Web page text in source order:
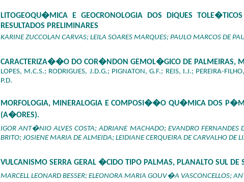
LITOGEOQU�MICA E GEOCRONOLOGIA DOS DIQUES
RESULTADOS PRELIMINARES
KARINE ZUCCOLAN CARVAS; LEILA SOARES MARQUES; PAULO MARCOS DE
CARACTERIZA��O DO COR�NDON GEMOL�GICO DE PALMEIRAS,
LOPES, M.C.S.; RODRIGUES, J.D.G.; PIGNATON, G.F.; REIS, I.J.; PEREIRA-
P.D.
MORFOLOGIA, MINERALOGIA E COMPOSI��O QU�MICA DOS
(A�ORES).
IGOR ANT�NIO ALVES COSTA; ADRIANE MACHADO; EVANDRO
BRITO; JOSIENE MARIA DE ALMEIDA; LEIDIANE CERQUEIRA DE CARVALHO DE
VULCANISMO SERRA GERAL �CIDO TIPO PALMAS, PLANALTO SUL
MARCELL LEONARD BESSER; ELEONORA MARIA GOUV�A VASCONCELLOS;